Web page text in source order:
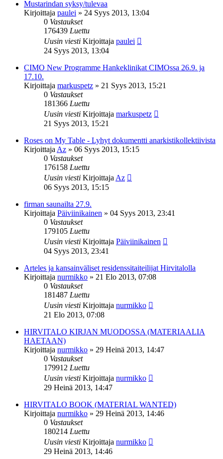
Mustarindan syksy/tulevaa
Kirjoittaja paulei » 24 Syys 2013, 13:04
0 Vastaukset
176439 Luettu
Uusin viesti Kirjoittaja paulei
24 Syys 2013, 13:04
CIMO New Programme Hankeklinikat CIMOssa 26.9. ja
17.10.
Kirjoittaja markuspetz » 21 Syys 2013, 15:21
0 Vastaukset
181366 Luettu
Uusin viesti Kirjoittaja markuspetz
21 Syys 2013, 15:21
Roses on My Table - Lyhyt dokumentti anarkistikollektiivista
Kirjoittaja Az » 06 Syys 2013, 15:15
0 Vastaukset
176158 Luettu
Uusin viesti Kirjoittaja Az
06 Syys 2013, 15:15
firman saunailta 27.9.
Kirjoittaja Päiviinikainen » 04 Syys 2013, 23:41
0 Vastaukset
179105 Luettu
Uusin viesti Kirjoittaja Päiviinikainen
04 Syys 2013, 23:41
Arteles ja kansainväliset residenssitaiteilijat Hirvitalolla
Kirjoittaja nurmikko » 21 Elo 2013, 07:08
0 Vastaukset
181487 Luettu
Uusin viesti Kirjoittaja nurmikko
21 Elo 2013, 07:08
HIRVITALO KIRJAN MUODOSSA (MATERIAALIA
HAETAAN)
Kirjoittaja nurmikko » 29 Heinä 2013, 14:47
0 Vastaukset
179912 Luettu
Uusin viesti Kirjoittaja nurmikko
29 Heinä 2013, 14:47
HIRVITALO BOOK (MATERIAL WANTED)
Kirjoittaja nurmikko » 29 Heinä 2013, 14:46
0 Vastaukset
180214 Luettu
Uusin viesti Kirjoittaja nurmikko
29 Heinä 2013, 14:46